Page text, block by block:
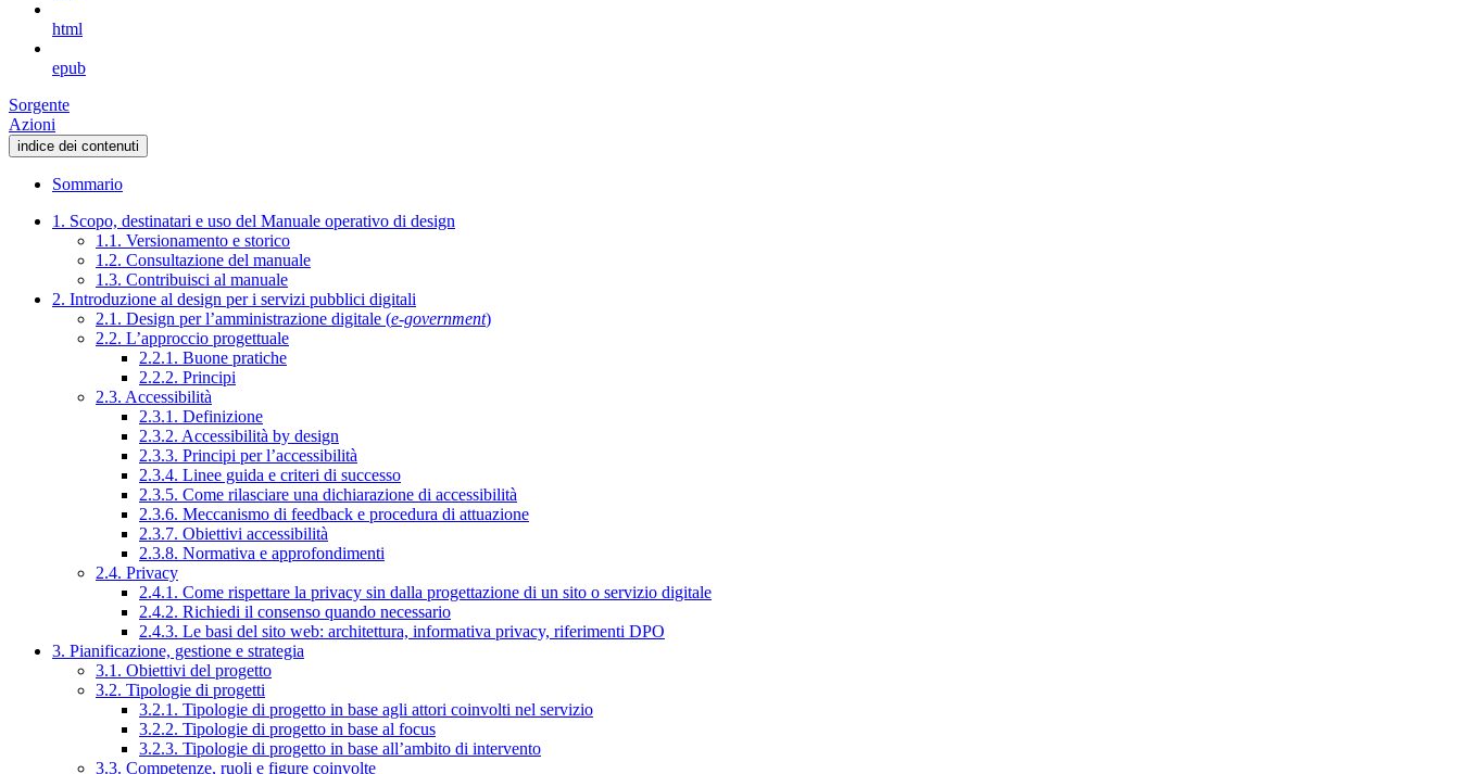
html
epub
Sorgente
Azioni
indice dei contenuti
Sommario
1. Scopo, destinatari e uso del Manuale operativo di design
1.1. Versionamento e storico
1.2. Consultazione del manuale
1.3. Contribuisci al manuale
2. Introduzione al design per i servizi pubblici digitali
2.1. Design per l’amministrazione digitale (e-government)
2.2. L’approccio progettuale
2.2.1. Buone pratiche
2.2.2. Principi
2.3. Accessibilità
2.3.1. Definizione
2.3.2. Accessibilità by design
2.3.3. Principi per l’accessibilità
2.3.4. Linee guida e criteri di successo
2.3.5. Come rilasciare una dichiarazione di accessibilità
2.3.6. Meccanismo di feedback e procedura di attuazione
2.3.7. Obiettivi accessibilità
2.3.8. Normativa e approfondimenti
2.4. Privacy
2.4.1. Come rispettare la privacy sin dalla progettazione di un sito o servizio digitale
2.4.2. Richiedi il consenso quando necessario
2.4.3. Le basi del sito web: architettura, informativa privacy, riferimenti DPO
3. Pianificazione, gestione e strategia
3.1. Obiettivi del progetto
3.2. Tipologie di progetti
3.2.1. Tipologie di progetto in base agli attori coinvolti nel servizio
3.2.2. Tipologie di progetto in base al focus
3.2.3. Tipologie di progetto in base all’ambito di intervento
3.3. Competenze, ruoli e figure coinvolte